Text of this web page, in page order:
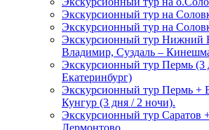
Экскурсионный тур на
Экскурсионный тур на
Экскурсионный тур Нижний
Владимир, Суздаль –
Экскурсионный тур Пермь (3
Екатеринбург)
Экскурсионный тур Пермь +
Кунгур (3 дня / 2 ночи).
Экскурсионный тур Саратов
Лермонтово